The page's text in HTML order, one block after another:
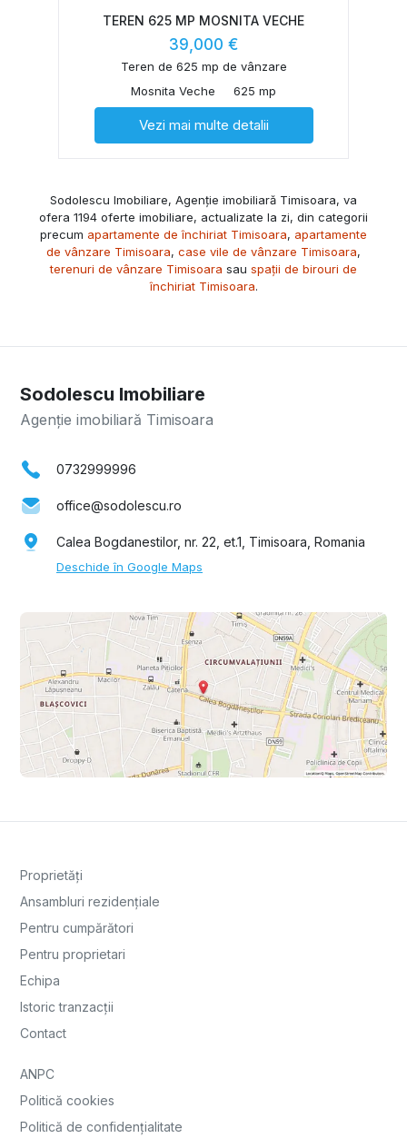
TEREN 625 MP MOSNITA VECHE
39,000 €
Teren de 625 mp de vânzare
Mosnita Veche
625 mp
Vezi mai multe detalii
Sodolescu Imobiliare, Agenție imobiliară Timisoara, va
ofera 1194 oferte imobiliare, actualizate la zi, din categorii
precum apartamente de închiriat Timisoara, apartamente
de vânzare Timisoara, case vile de vânzare Timisoara,
terenuri de vânzare Timisoara sau spații de birouri de
închiriat Timisoara.
Sodolescu Imobiliare
Agenție imobiliară Timisoara
0732999996
office@sodolescu.ro
Calea Bogdanestilor, nr. 22, et.1, Timisoara, Romania
Deschide în Google Maps
Proprietăți
Ansambluri rezidențiale
Pentru cumpărători
Pentru proprietari
Echipa
Istoric tranzacții
Contact
ANPC
Politică cookies
Politică de confidențialitate